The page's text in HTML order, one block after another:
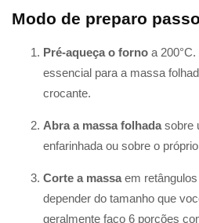
Modo de preparo
Pré-aqueça o forno a
essencial para a massa
crocante.
Abra a massa folhadasobre
enfarinhada ou sobre o
Corte a massaem retângulos
depender do tamanho que
geralmente faço 6 porções